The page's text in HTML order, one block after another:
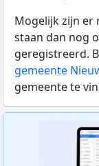
Mogelijk zijn er
staan dan nog
geregistreerd.
gemeente
gemeente te